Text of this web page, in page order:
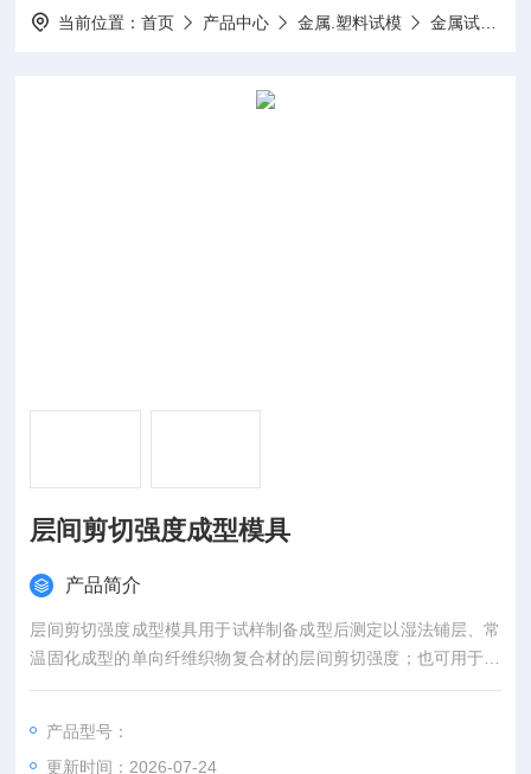
当前位置：首页 产品中心 金属.塑料试模 金属试模
层间剪切强度成型模具
产品简介
层间剪切强度成型模具用于试样制备成型后测定以湿法铺层、常
温固化成型的单向纤维织物复合材的层间剪切强度；也可用于测
定叠合胶粘、常固化的多层预成型板的层间剪切强度。
产品型号：
更新时间：2026-07-24